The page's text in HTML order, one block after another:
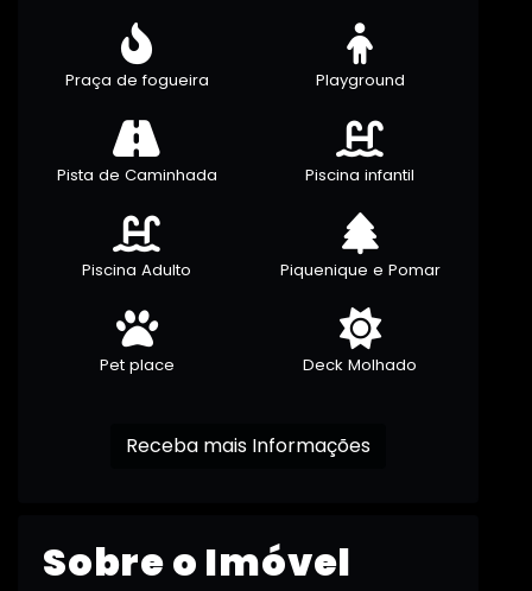
Praça de fogueira Playground
Pista de Caminhada Piscina infantil
Piscina Adulto Piquenique e Pomar
Pet place Deck Molhado
Receba mais Informações
Sobre o Imóvel